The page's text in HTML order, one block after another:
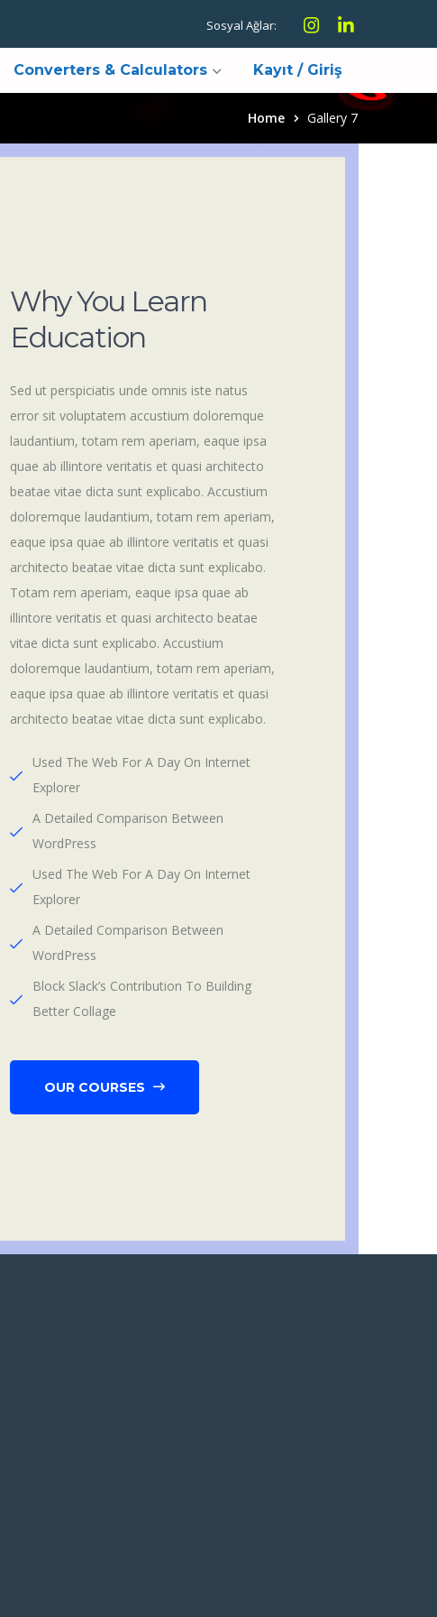
Sosyal Ağlar:
Instagram
Profile
LinkedIn
Profile
Converters & Calculators Kayıt / Giriş
Home Gallery 7
Why You Learn
Education
Sed ut perspiciatis unde omnis iste natus
error sit voluptatem accustium doloremque
laudantium, totam rem aperiam, eaque ipsa
quae ab illintore veritatis et quasi architecto
beatae vitae dicta sunt explicabo. Accustium
doloremque laudantium, totam rem aperiam,
eaque ipsa quae ab illintore veritatis et quasi
architecto beatae vitae dicta sunt explicabo.
Totam rem aperiam, eaque ipsa quae ab
illintore veritatis et quasi architecto beatae
vitae dicta sunt explicabo. Accustium
doloremque laudantium, totam rem aperiam,
eaque ipsa quae ab illintore veritatis et quasi
architecto beatae vitae dicta sunt explicabo.
Used The Web For A Day On Internet
Explorer
A Detailed Comparison Between
WordPress
Used The Web For A Day On Internet
Explorer
A Detailed Comparison Between
WordPress
Block Slack’s Contribution To Building
Better Collage
OUR COURSES